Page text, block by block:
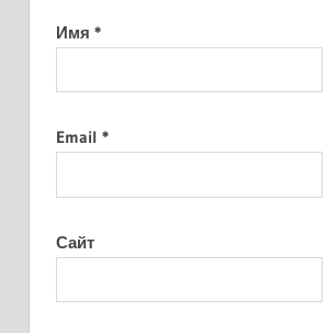
Имя *
Email *
Сайт